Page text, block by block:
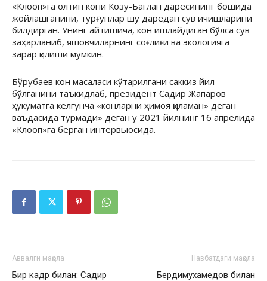
«Клооп»га олтин кони Козу-Баглан дарёсининг бошида
жойлашганини, турғунлар шу дарёдан сув ичишларини
билдирган. Унинг айтишича, кон ишлайдиган бўлса сув
заҳарланиб, яшовчиларнинг соғлиғи ва экологияга
зарар қилиши мумкин.
Бўрубаев кон масаласи кўтарилгани саккиз йил
бўлганини таъкидлаб, президент Садир Жапаров
ҳукуматга келгунча «конларни ҳимоя қиламан» деган
ваъдасида турмади» деган у 2021 йилнинг 16 апрелида
«Клооп»га берган интервьюсида.
Аввалги мақола
Бир кадр билан: Садир
Навбатдаги мақола
Бердимухамедов билан